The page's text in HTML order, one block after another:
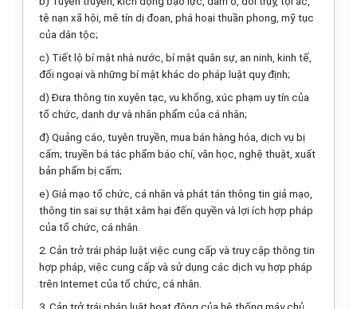
tệ nạn xã hội, mê tín dị đoan, phá hoại thuần phong, mỹ tục
của dân tộc;
c) Tiết lộ bí mật nhà nước, bí mật quân sự, an ninh, kinh tế,
đối ngoại và những bí mật khác do pháp luật quy định;
d)Đưa thông tin xuyên tạc, vu khống, xúc phạm uy tín của
tổ chức, danh dự và nhân phẩm của cá nhân;
đ) Quảng cáo, tuyên truyền, mua bán hàng hóa, dịch vụ bị
cấm; truyền bá tác phẩm báo chí, văn học, nghệ thuật, xuất
bản phẩm bị cấm;
e) Giả mạo tổ chức, cá nhân và phát tán thông tin giả mạo,
thông tin sai sự thật xâm hại đến quyền và lợi ích hợp pháp
của tổ chức, cá nhân.
2. Cản trở trái pháp uật việc cung cấp và truy cập thông tin
hợp pháp, việc cung cấp và sử dụng các dịch vụ hợp pháp
trên Internet của tổ chức, cá nhân.